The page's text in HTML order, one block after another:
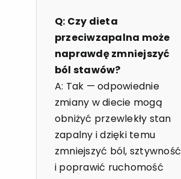
Q: Czy dieta
przeciwzapalna może
naprawdę zmniejszyć
ból stawów?
A: Tak — odpowiednie
zmiany w diecie mogą
obniżyć przewlekły stan
zapalny i dzięki temu
zmniejszyć ból, sztywność
i poprawić ruchomość